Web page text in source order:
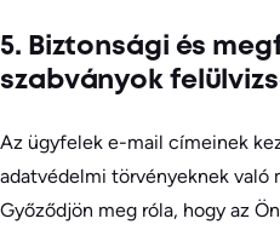
5. Biztonsági és
szabványok
Az ügyfelek e-mail címeinek
adatvédelmi törvényeknek való
Győződjön meg róla, hogy az